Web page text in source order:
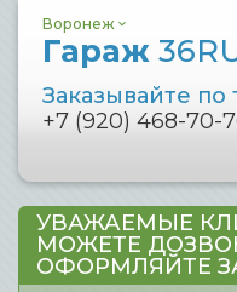
Воронеж
Гараж
Заказывайте по
+7 (920) 468-70-
УВАЖАЕМЫЕ
МОЖЕТЕ
ОФОРМЛЯЙТЕ